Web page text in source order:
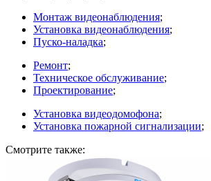
Монтаж видеонаблюдения;
Установка видеонаблюдения;
Пуско-наладка;
Ремонт;
Техническое обслуживание;
Проектирование;
Установка видеодомофона;
Установка пожарной сигнализации;
Смотрите также: